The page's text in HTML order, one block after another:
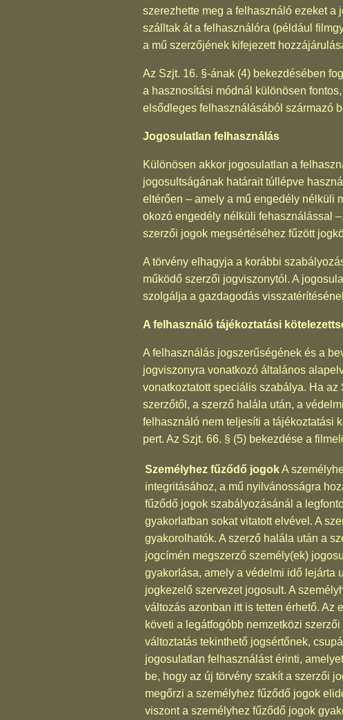
szerezhette meg a felhasználó ezeket
szálltak át a felhasználóra (például
a mű szerzőjének kifejezett
Az Szjt. 16. §-ának (4) bekezdésében
a hasznosítási módnál különösen
elsődleges felhasználásából származó
Jogosulatlan felhasználás
Különösen akkor jogosulatlan a
jogosultságának határait túllépve
eltérően – amely a mű engedély nélküli
okozó engedély nélküli fehasználással
szerzői jogok megsértéséhez fűzött
A törvény elhagyja a korábbi
működő szerzői jogviszonytól. A
szolgálja a gazdagodás
A felhasználó tájékoztatási
A felhasználás jogszerűségének és a
jogviszonyra vonatkozó általános
vonatkoztatott speciális szabálya. Ha
szerzőtől, a szerző halála után, a
felhasználó nem teljesíti a tájékoztatási
pert. Az Szjt. 66. § (5) bekezdése a
Személyhez fűződő jogokA
integritásához, a mű nyilvánosságra
fűződő jogok szabályozásánál a
gyakorlatban sokat vitatott elvével. A
gyakorolhatók. A szerző halála után a
jogcímén megszerző személy(ek)
gyakorlása, amely a védelmi idő lejárta
jogkezelő szervezet jogosult. A
változás azonban itt is tetten érhető. Az
követi a legátfogóbb nemzetközi
változtatás tekinthető jogsértőnek,
jogosulatlan felhasználást érinti,
be, hogy az új törvény szakít a szerzői
megőrzi a személyhez fűződő jogok
viszont a személyhez fűződő jogok